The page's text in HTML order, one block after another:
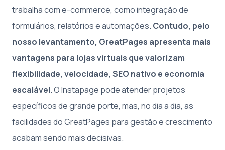
trabalha com e-commerce, como integração de
formulários, relatórios e automações. Contudo, pelo
nosso levantamento, GreatPages apresenta mais
vantagens para lojas virtuais que valorizam
flexibilidade, velocidade, SEO nativo e economia
escalável.O Instapage pode atender projetos
específicos de grande porte, mas, no dia a dia, as
facilidades do GreatPages para gestão e crescimento
acabam sendo mais decisivas.